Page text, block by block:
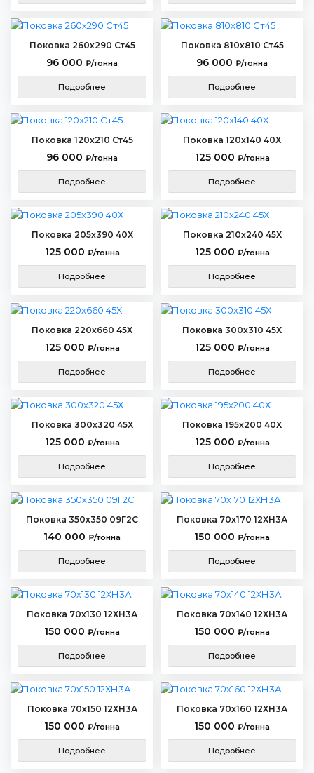
Поковка 260х290 Ст45
96 000 ₽/тонна
Подробнее
Поковка 810х810 Ст45
96 000 ₽/тонна
Подробнее
Поковка 120х210 Ст45
96 000 ₽/тонна
Подробнее
Поковка 120х140 40Х
125 000 ₽/тонна
Подробнее
Поковка 205х390 40Х
125 000 ₽/тонна
Подробнее
Поковка 210х240 45Х
125 000 ₽/тонна
Подробнее
Поковка 220х660 45Х
125 000 ₽/тонна
Подробнее
Поковка 300х310 45Х
125 000 ₽/тонна
Подробнее
Поковка 300х320 45Х
125 000 ₽/тонна
Подробнее
Поковка 195х200 40Х
125 000 ₽/тонна
Подробнее
Поковка 350х350 09Г2С
140 000 ₽/тонна
Подробнее
Поковка 70х170 12ХН3А
150 000 ₽/тонна
Подробнее
Поковка 70х130 12ХН3А
150 000 ₽/тонна
Подробнее
Поковка 70х140 12ХН3А
150 000 ₽/тонна
Подробнее
Поковка 70х150 12ХН3А
150 000 ₽/тонна
Подробнее
Поковка 70х160 12ХН3А
150 000 ₽/тонна
Подробнее